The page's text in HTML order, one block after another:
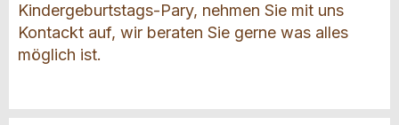
Kindergeburtstags-Pary, nehmen Sie mit uns
Kontackt auf, wir beraten Sie gerne was alles
möglich ist.